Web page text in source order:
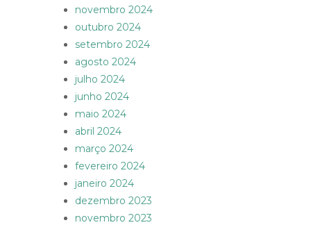
novembro 2024
outubro 2024
setembro 2024
agosto 2024
julho 2024
junho 2024
maio 2024
abril 2024
março 2024
fevereiro 2024
janeiro 2024
dezembro 2023
novembro 2023